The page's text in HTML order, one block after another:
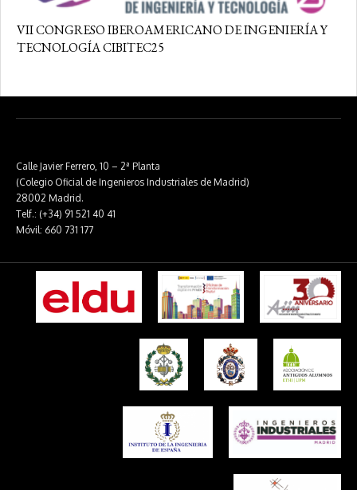
VII CONGRESO IBEROAMERICANO DE INGENIERÍA Y
TECNOLOGÍA CIBITEC25
Calle Javier Ferrero, 10 – 2ª Planta
(Colegio Oficial de Ingenieros Industriales de Madrid)
28002 Madrid.
Telf.: (+34) 91 521 40 41
Móvil: 660 731 177